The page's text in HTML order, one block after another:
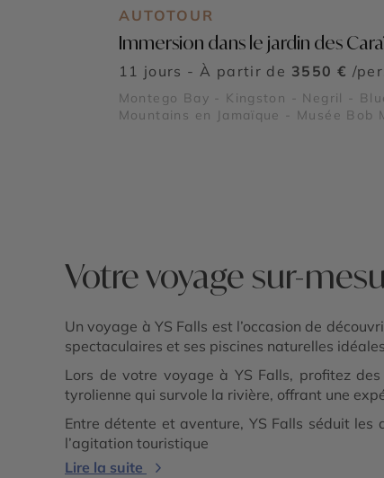
AUTOTOUR
Immersion dans le jardin des
11 jours - À partir de 3550 € /
Montego Bay - Kingston - Negril -
Mountains en Jamaïque - Musée Bob
Votre voyage sur-
Un voyage à YS Falls est l’occasion de
spectaculaires et ses piscines naturelles
Lors de votre voyage à YS Falls, profitez
tyrolienne qui survole la rivière, offrant une
Entre détente et aventure, YS Falls séduit
l’agitation touristique
Lire la suite